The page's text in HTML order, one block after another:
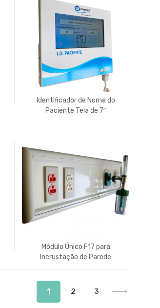
Identificador de Nome do
Paciente Tela de 7″
Módulo Único F17 para
Incrustação de Parede
1 2 3